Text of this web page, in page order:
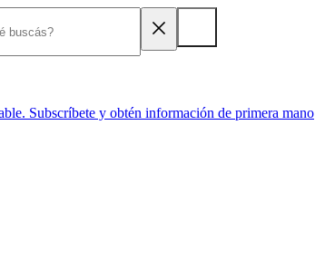
Subscríbete y obtén información de primera mano